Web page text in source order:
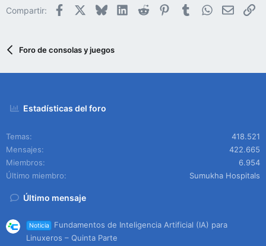
Compartir: Facebook BlueskyLinkedIn
Reddit PinterestTumblrWhatsApp
Email
Foro de consolas y juegos
Estadísticas del foro
Temas
418.521
Mensajes
422.665
Miembros
6.954
Último miembro
Sumukha Hospitals
Último mensaje
Noticia
Fundamentos de Inteligencia Artificial (IA) para
Linuxeros – Quinta Parte